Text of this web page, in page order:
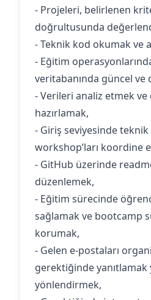
- Projeleri, belirlenen
doğrultusunda
- Teknik kod okumak ve
- Eğitim
veritabanında güncel
- Verileri analiz etmek
hazırlamak,
- Giriş seviyesinde
workshop’ları koordine
- GitHub üzerinde
düzenlemek,
- Eğitim sürecinde
sağlamak ve bootcamp
korumak,
- Gelen e-postaları
gerektiğinde
yönlendirmek,